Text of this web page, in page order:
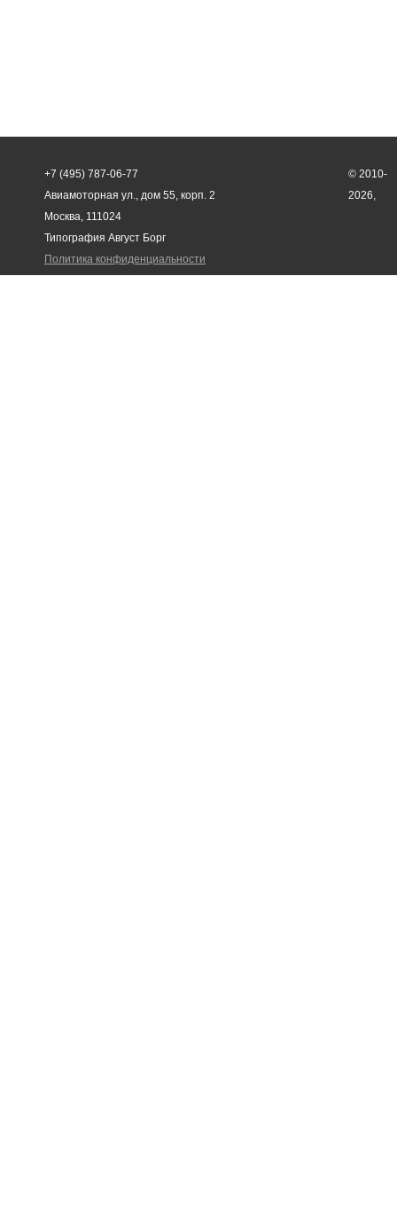
+7 (495) 787-06-77
Авиамоторная ул., дом 55, корп. 2
Москва, 111024
© 2010-
2026,
Типография Август Борг
Политика конфиденциальности